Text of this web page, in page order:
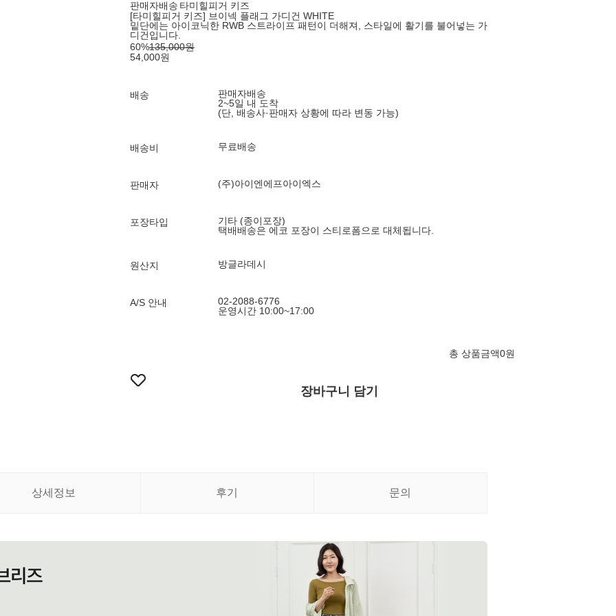
판매자배송 타미힐피거 키즈
[타미힐피거 키즈] 브이넥 플래그 가디건 WHITE
밑단에는 아이코닉한 RWB 스트라이프 패턴이 더해져, 스타일에 활기를 불어넣는 가
디건입니다.
60%135,000원
54,000원
배송
판매자배송
2~5일 내 도착
(단, 배송사·판매자 상황에 따라 변동 가능)
배송비 무료배송
판매자 (주)아이엔에프아이엑스
포장타입
기타 (종이포장)
택배배송은 에코 포장이 스티로폼으로 대체됩니다.
원산지 방글라데시
A/S 안내
02-2088-6776
운영시간 10:00~17:00
총 상품금액0원
장바구니 담기
상세정보 후기 문의